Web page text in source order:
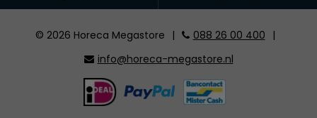
© 2026 Horeca Megastore | 088 26 00 400
|
info@horeca-megastore.nl